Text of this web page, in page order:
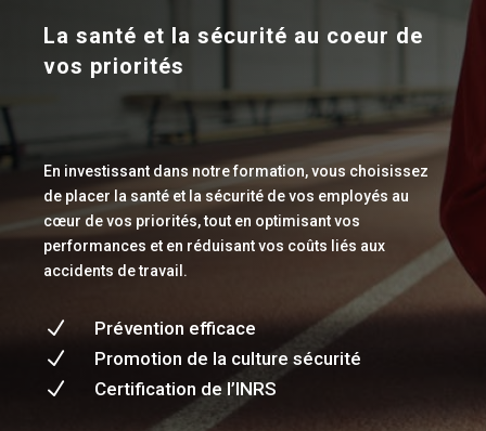
La santé et la sécurité au coeur de
vos priorités
En investissant dans notre formation, vous choisissez
de placer la santé et la sécurité de vos employés au
cœur de vos priorités, tout en optimisant vos
performances et en réduisant vos coûts liés aux
accidents de travail.
N Prévention efficace
N Promotion de la culture sécurité
N Certification de l’INRS